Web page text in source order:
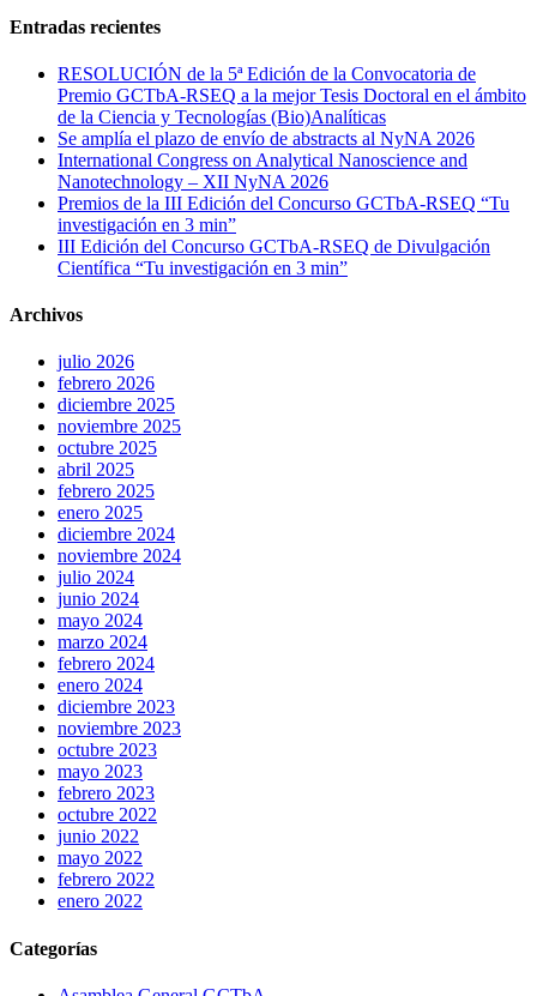
Entradas recientes
RESOLUCIÓN de la 5ª Edición de la Convocatoria de
Premio GCTbA‐RSEQ a la mejor Tesis Doctoral en el ámbito
de la Ciencia y Tecnologías (Bio)Analíticas
Se amplía el plazo de envío de abstracts al NyNA 2026
International Congress on Analytical Nanoscience and
Nanotechnology – XII NyNA 2026
Premios de la III Edición del Concurso GCTbA-RSEQ “Tu
investigación en 3 min”
III Edición del Concurso GCTbA-RSEQ de Divulgación
Científica “Tu investigación en 3 min”
Archivos
julio 2026
febrero 2026
diciembre 2025
noviembre 2025
octubre 2025
abril 2025
febrero 2025
enero 2025
diciembre 2024
noviembre 2024
julio 2024
junio 2024
mayo 2024
marzo 2024
febrero 2024
enero 2024
diciembre 2023
noviembre 2023
octubre 2023
mayo 2023
febrero 2023
octubre 2022
junio 2022
mayo 2022
febrero 2022
enero 2022
Categorías